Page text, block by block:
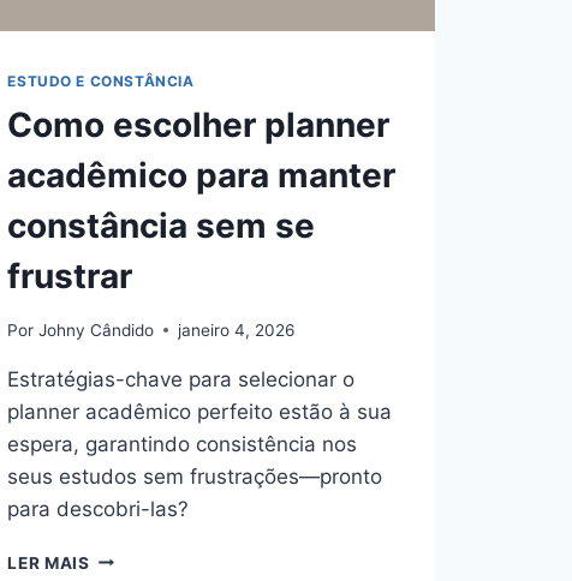
ESTUDO E CONSTÂNCIA
Como escolher planner
acadêmico para manter
constância sem se
frustrar
Por Johny Cândido janeiro 4, 2026
Estratégias-chave para selecionar o
planner acadêmico perfeito estão à sua
espera, garantindo consistência nos
seus estudos sem frustrações—pronto
para descobri-las?
LER MAIS COMO